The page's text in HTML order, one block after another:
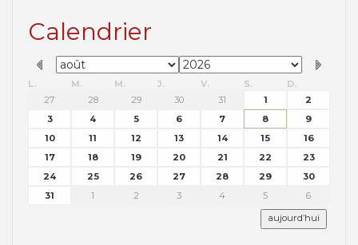
Calendrier
L. M. M. J. V. S.
D.
27
28 29 30 31 1
2
3
4 5 6 7 8
9
10
11 12 13 14 15
16
17
18 19 20 21 22
23
24
25 26 27 28 29
30
31
1 2 3 4 5 6
aujourd’hui